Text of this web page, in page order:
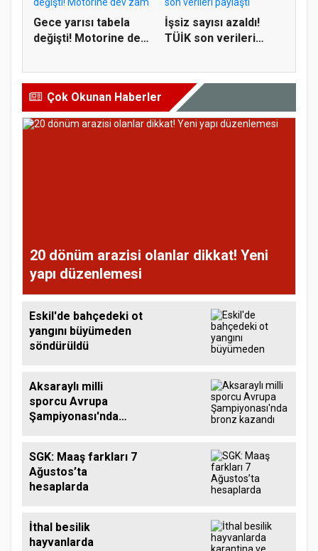
Gece yarısı tabela
değişti! Motorine dev
İşsiz sayısı azaldı!
TÜİK son verileri
Çok Okunan Haberler
20 dönüm arazisi olanlar dikkat! Yeni
yapı düzenlemesi
Eskil'de bahçedeki ot
yangını büyümeden
söndürüldü
Aksaraylı milli
sporcu Avrupa
Şampiyonası'nda
SGK: Maaş farkları 7
Ağustos’ta
hesaplarda
İthal besilik
hayvanlarda